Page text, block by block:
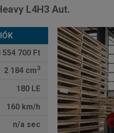
L4H3 Aut.
554 700 Ft
2 184 cm3
180 LE
160 km/h
n/a sec